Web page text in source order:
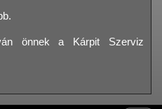
önnek a Kárpit Szerviz